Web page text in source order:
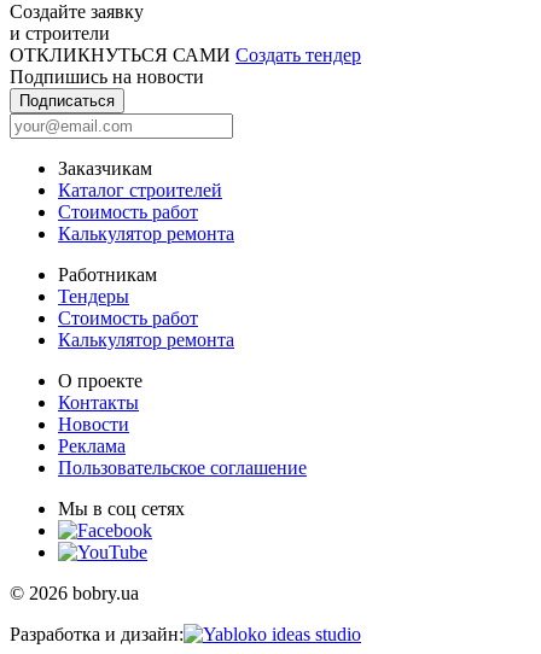
Создайте заявку
и строители
ОТКЛИКНУТЬСЯ САМИ Создать тендер
Подпишись на новости
Подписаться
Заказчикам
Каталог строителей
Стоимость работ
Калькулятор ремонта
Работникам
Тендеры
Стоимость работ
Калькулятор ремонта
О проекте
Контакты
Новости
Реклама
Пользовательское соглашение
Мы в соц сетях
© 2026 bobry.ua
Разработка и дизайн: